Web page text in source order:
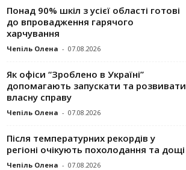
Понад 90% шкіл з усієї області готові
до впровадження гарячого
харчування
Чепіль Олена - 07.08.2026
Як офіси “Зроблено в Україні”
допомагають запускaти та розвивати
власну справу
Чепіль Олена - 07.08.2026
Після температурних рекордів у
регіоні очікують похолодання та дощі
Чепіль Олена - 07.08.2026